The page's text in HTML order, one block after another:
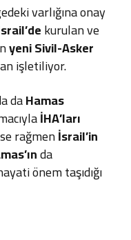
varlığına onay
kurulan ve
yeni Sivil-Asker
işletiliyor.
daHamas
İHA’ları
rağmenİsrail’in
da
önem taşıdığı